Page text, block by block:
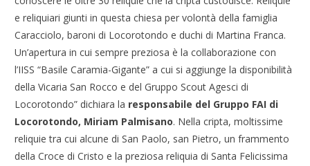
e reliquiari giunti in questa chiesa per volontà della famiglia
Caracciolo, baroni di Locorotondo e duchi di Martina Franca.
Un’apertura in cui sempre preziosa è la collaborazione con
l’IISS “Basile Caramia-Gigante” a cui si aggiunge la disponibilità
della Vicaria San Rocco e del Gruppo Scout Agesci di
Locorotondo” dichiara la responsabile del Gruppo FAI di
Locorotondo, Miriam Palmisano. Nella cripta, moltissime
reliquie tra cui alcune di San Paolo, san Pietro, un frammento
della Croce di Cristo e la preziosa reliquia di Santa Felicissima